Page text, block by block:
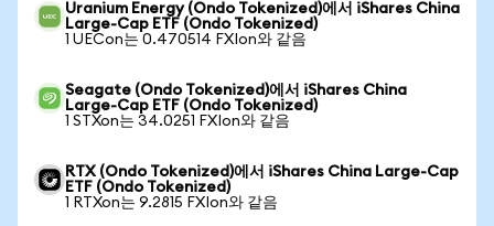
Uranium Energy (Ondo Tokenized)에서 iShares China
Large-Cap ETF (Ondo Tokenized)
1 UECon는 0.470514 FXIon와 같음
Seagate (Ondo Tokenized)에서 iShares China
Large-Cap ETF (Ondo Tokenized)
1 STXon는 34.0251 FXIon와 같음
RTX (Ondo Tokenized)에서 iShares China Large-Cap
ETF (Ondo Tokenized)
1 RTXon는 9.2815 FXIon와 같음